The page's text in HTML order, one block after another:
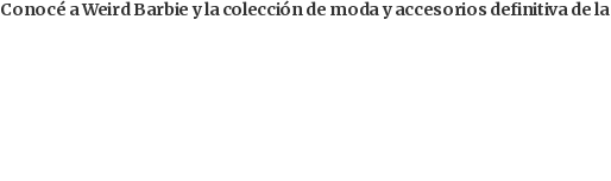
Conocé a Weird Barbie y la colección de moda y accesorios definitiva de